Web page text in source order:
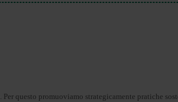
. Per questo promuoviamo strategicamente pratiche